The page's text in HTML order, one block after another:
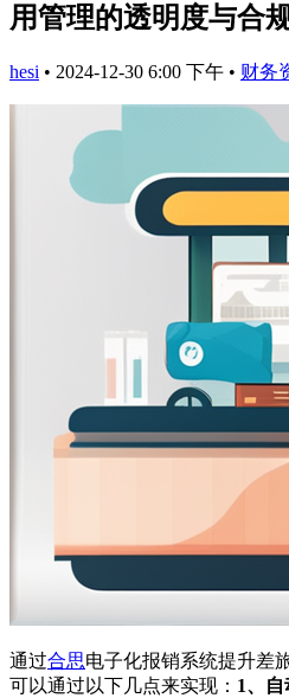
用管理的透明度与合
hesi • 2024-12-30 6:00 下午 • 财务
通过合思电子化报销系统提升差
可以通过以下几点来实现： 1、